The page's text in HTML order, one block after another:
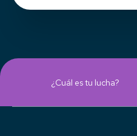
¿Cuál es tu lucha?